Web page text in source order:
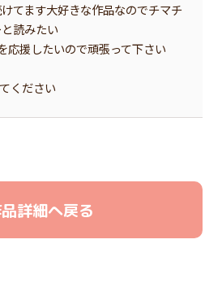
てます大好きな作品なのでチマチ
読みたい
応援したいので頑張って下さい
ください
詳細へ戻る